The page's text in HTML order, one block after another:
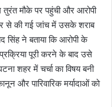
तुरंत मौके पर पहुंची और आरोपी
से की गई जांच में उसके शराब
सिंह ने बताया कि आरोपी के
पूरी करने के बाद उसे
शहर में चर्चा का विषय बनी
और पारिवारिक मर्यादाओं को